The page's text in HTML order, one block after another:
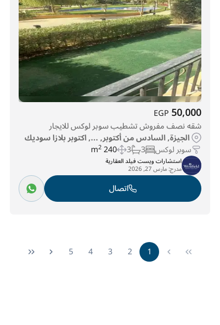
50,000
EGP
شقه نصف مفروش تشطيب سوبر لوكس للايجار
الجيزة, السادس من أكتوبر, ..., اكتوبر بلازا سوديك
سوبر لوكس 3
3
240 m
2
استشارات ويست فيلد العقارية
مدرج:مارس 27, 2026
اتصال
1
2
3
4
5